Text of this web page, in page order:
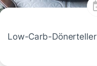
Low-Carb-Dönerteller